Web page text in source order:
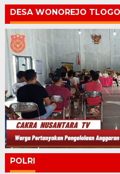
DESA WONOREJO
POLRI